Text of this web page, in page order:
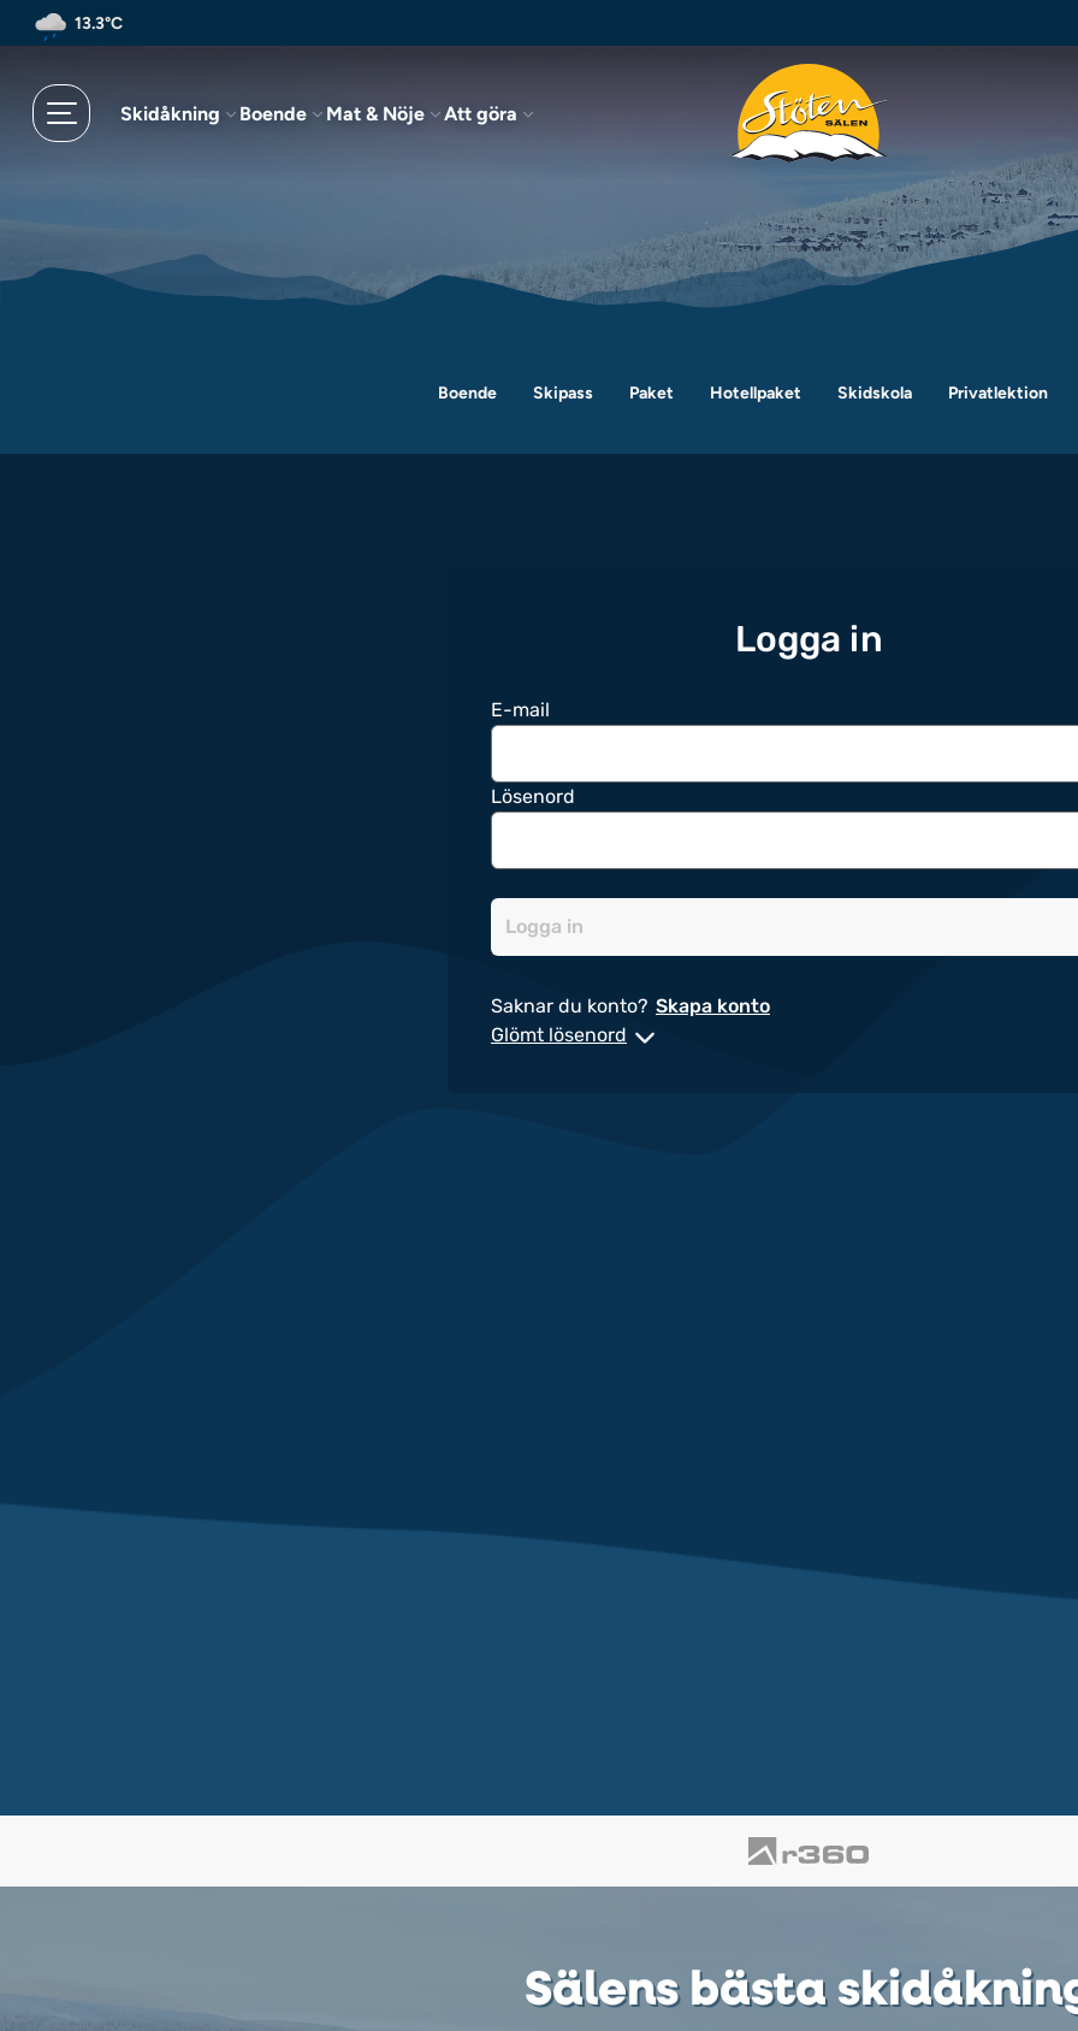
Hoppa
till
13.3°C
Skidåkning Boende Mat & Nöje Att göra
Boende Skipass Paket Hotellpaket Skidskola Privatlektion
Logga in
E-mail
Lösenord
Logga in
Saknar du konto? Skapa konto
Glömt lösenord
Sälens bästa